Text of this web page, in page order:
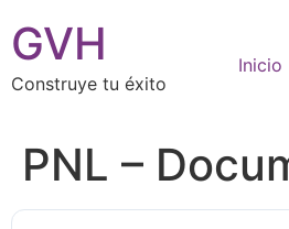
GVH
Construye tu éxito
Inicio
PNL –